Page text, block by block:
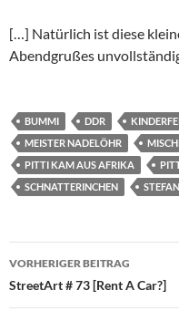
[…] Natürlich ist diese
Abendgrußes
BUMMI DDR
MEISTER NADELÖHR
PITTI KAM AUS AFRIKA
SCHNATTERINCHEN
VORHERIGER BEITRAG
StreetArt # 73 [Rent A Car?]